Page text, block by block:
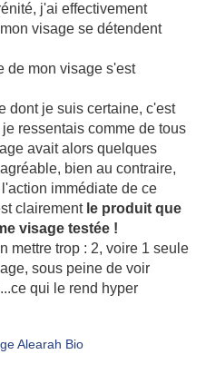
j'ai effectivement
visage se détendent
de mon visage s'est
dont je suis certaine, c'est
ressentais comme de tous
avait alors quelques
bien au contraire,
immédiate de ce
clairement le produit que
visage testée !
mettre trop : 2, voire 1 seule
sous peine de voir
qui le rend hyper